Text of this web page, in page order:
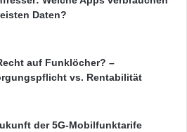
Daten?
auf Funklöcher? –
vs. Rentabilität
der 5G-Mobilfunktarife